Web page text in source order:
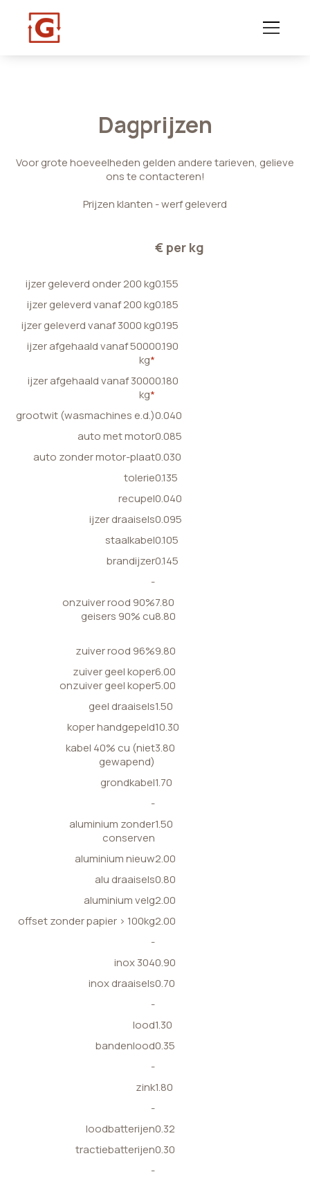
Dagprijzen
Voor grote hoeveelheden gelden andere tarieven, gelieve
ons te contacteren!
Prijzen klanten - werf geleverd
€ per kg
ijzer geleverd onder 200 kg0.155
ijzer geleverd vanaf 200 kg0.185
ijzer geleverd vanaf 3000 kg0.195
ijzer afgehaald vanaf 5000
kg*
0.190
ijzer afgehaald vanaf 3000
kg*
0.180
grootwit (wasmachines e.d.)0.040
auto met motor0.085
auto zonder motor-plaat0.030
tolerie0.135
recupel0.040
ijzer draaisels0.095
staalkabel0.105
brandijzer0.145
-
onzuiver rood 90%
geisers 90% cu
7.80
8.80
zuiver rood 96%9.80
zuiver geel koper
onzuiver geel koper
6.00
5.00
geel draaisels1.50
koper handgepeld10.30
kabel 40% cu (niet
gewapend)
3.80
grondkabel1.70
-
aluminium zonder
conserven
1.50
aluminium nieuw2.00
alu draaisels0.80
aluminium velg2.00
offset zonder papier > 100kg2.00
-
inox 3040.90
inox draaisels0.70
-
lood1.30
bandenlood0.35
-
zink1.80
-
loodbatterijen0.32
tractiebatterijen0.30
-